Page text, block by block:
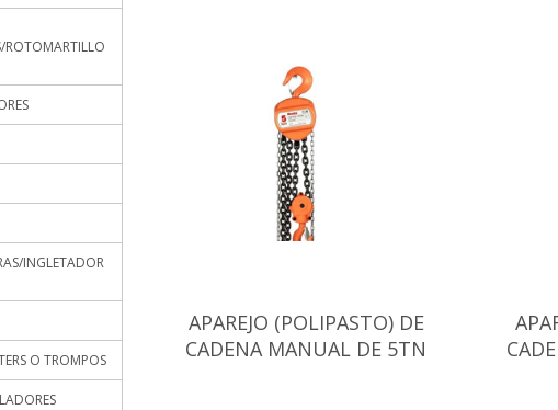
APAREJO (POLIPASTO) DE
CADENA MANUAL DE 5TN
ROTOMARTILLO
INGLETADOR
O TROMPOS